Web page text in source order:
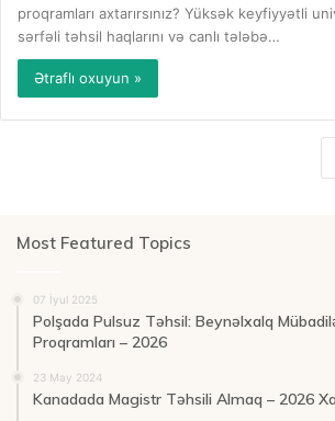
proqramları axtarırsınız? Yüksək keyfiyyətli
sərfəli təhsil haqlarını və canlı tələbə…
Ətraflı oxuyun »
Most Featured Topics
07 İyul 2025
Polşada Pulsuz Təhsil: Beynəlxalq
Proqramları – 2026
23 May 2024
Kanadada Magistr Təhsili Almaq – 2026